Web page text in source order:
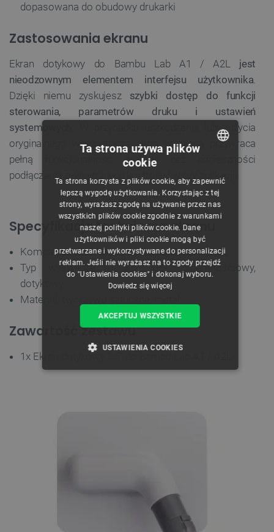
dopasowana do obudowy drukarki
Zastosowania ekranu
Ekran dotykowy do Bambu Lab A1 / A2L jest
nieodzownym elementem interfejsu użytkownika.
Dzięki niemu zyskujesz szybki dostęp do funkcji
sterowania, parametrów druku i ustawień
systemowych
. W przypadku uszkodzenia lub zużycia
oryginalnego wyświetlacza, jego wymiana przywraca
pełną funkcjonalność drukarki bez konieczności
podłączania zewnętrznych kontrolerów czy aplikacji.
Specyfikacja techniczna ekranu
Kompatybilność: drukarka Bambu Lab A1, A2L
Typ wyświetlacza: 3,5'' IPS, pojemnościowy,
dotykowy
Materiał: tworzywo sztuczne, metal
Zawartość zestawu
1x Ekran dotykowy 3,5'' do Bambu Lab A1 / A2L
CZECH
ENGLISH
GERMAN
Ta strona używa plików
cookie
Ta strona korzysta z plików cookie, aby zapewnić
lepszą wygodę użytkowania. Korzystając z tej
strony, wyrażasz zgodę na używanie przez nas
wszystkich plików cookie zgodnie z warunkami
naszej polityki plików cookie. Dane
użytkowników i pliki cookie mogą być
przetwarzane i wykorzystywane do personalizacji
reklam. Jeśli nie wyrażasz na to zgody przejdź
do "Ustawienia cookies" i dokonaj wyboru.
Dowiedz się więcej
AKCEPTUJ WSZYSTKIE
USTAWIENIA COOKIES
Wydajność
Funkcjonalność
Niezbędne pliki cookie umożliwiają korzystanie z